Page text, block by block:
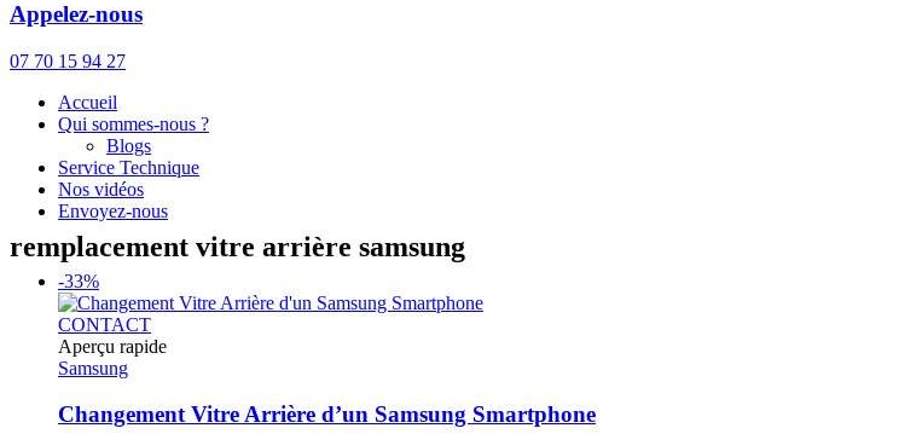
Appelez-nous
07 70 15 94 27
Accueil
Qui sommes-nous ?
Blogs
Service Technique
Nos vidéos
Envoyez-nous
remplacement vitre arrière samsung
-33%
CONTACT
Aperçu rapide
Samsung
Changement Vitre Arrière d’un Samsung Smartphone